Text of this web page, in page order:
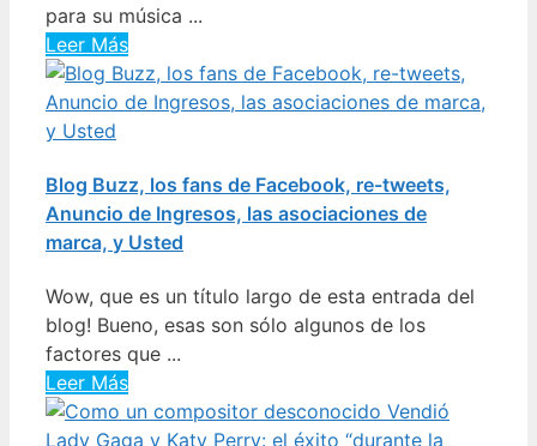
para su música ...
Leer Más
Blog Buzz, los fans de Facebook, re-tweets,
Anuncio de Ingresos, las asociaciones de
marca, y Usted
Wow, que es un título largo de esta entrada del
blog! Bueno, esas son sólo algunos de los
factores que ...
Leer Más